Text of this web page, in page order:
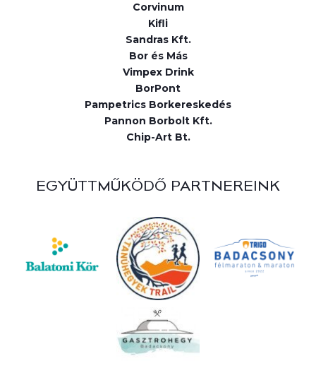
Corvinum
Kifli
Sandras Kft.
Bor és Más
Vimpex Drink
BorPont
Pampetrics Borkereskedés
Pannon Borbolt Kft.
Chip-Art Bt.
EGYÜTTMŰKÖDŐ PARTNEREINK